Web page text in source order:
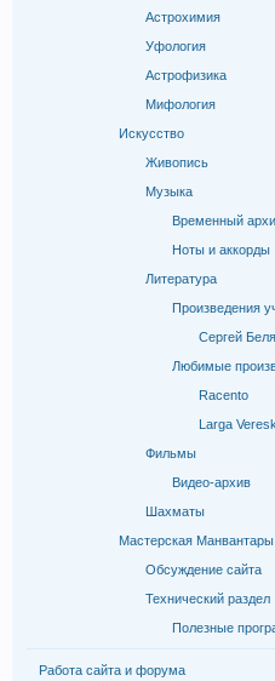
Астрохимия
Уфология
Астрофизика
Мифология
Искусство
Живопись
Музыка
Временный
Ноты и аккорды
Литература
Произведения
Сергей
Любимые
Racento
Larga
Фильмы
Видео-архив
Шахматы
Мастерская Манвантары
Обсуждение сайта
Технический раздел
Полезные
Работа сайта и форума